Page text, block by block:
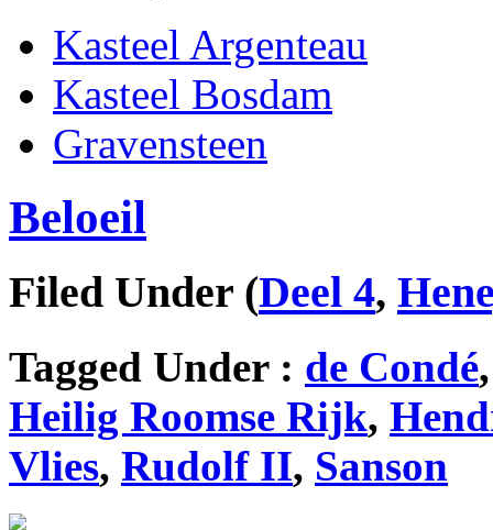
Kasteel Argenteau
Kasteel Bosdam
Gravensteen
Beloeil
Filed Under (Deel 4,
Tagged Under : de Condé
Heilig Roomse Rijk,
Vlies, Rudolf II, Sanson